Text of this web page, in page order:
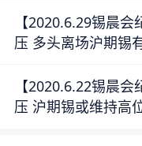
【2020.6.29锡晨
压 多头离场沪期锡
【2020.6.22锡晨
压 沪期锡或维持高